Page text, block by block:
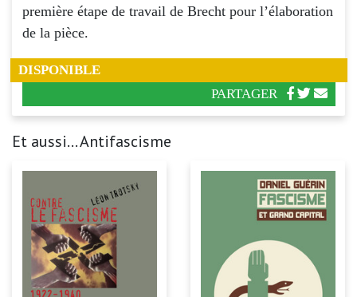
première étape de travail de Brecht pour l’élaboration
de la pièce.
DISPONIBLE
PARTAGER
Et aussi... Antifascisme